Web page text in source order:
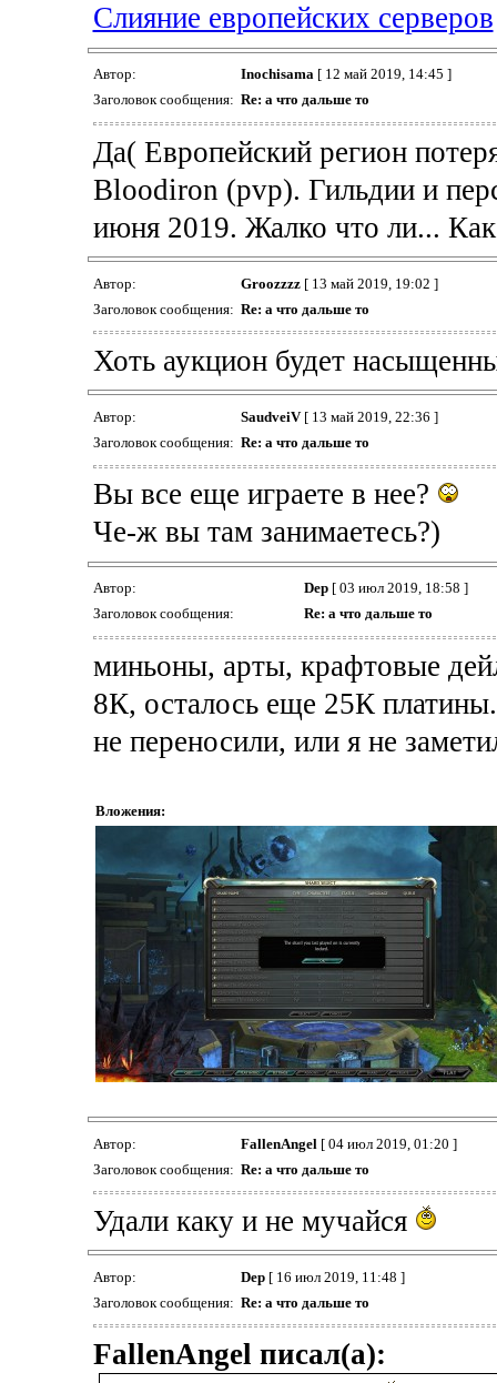
Слияние европейских серверов
Автор: Inochisama[ 12 май 2019, 14:45 ]
Заголовок сообщения: Re: а что дальше то
Да( Европейский регион
Bloodiron (pvp). Гильдии и
июня 2019. Жалко что ли... Как
Автор: Groozzzz[ 13 май 2019, 19:02 ]
Заголовок сообщения: Re: а что дальше то
Хоть аукцион будет
Автор: SaudveiV[ 13 май 2019, 22:36 ]
Заголовок сообщения: Re: а что дальше то
Вы все еще играете в нее?
Че-ж вы там занимаетесь?)
Автор: Dep[ 03 июл 2019, 18:58 ]
Заголовок сообщения:
Re: а что дальше то
миньоны, арты, крафтовые
8К, осталось еще 25К
не переносили, или я не
Вложения:
Автор: FallenAngel [ 04 июл 2019, 01:20 ]
Заголовок сообщения: Re: а что дальше то
Удали каку и не мучайся
Автор: Dep[ 16 июл 2019, 11:48 ]
Заголовок сообщения: Re: а что дальше то
FallenAngel писал(а):